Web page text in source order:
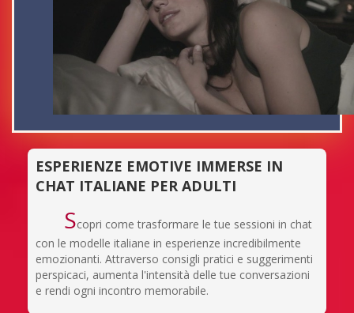
ESPERIENZE EMOTIVE IMMERSE IN
CHAT ITALIANE PER ADULTI
Scopri come trasformare le tue sessioni in chat
con le modelle italiane in esperienze incredibilmente
emozionanti. Attraverso consigli pratici e suggerimenti
perspicaci, aumenta l'intensità delle tue conversazioni
e rendi ogni incontro memorabile.